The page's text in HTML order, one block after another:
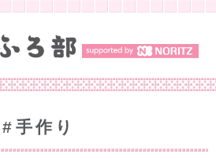
#手作り